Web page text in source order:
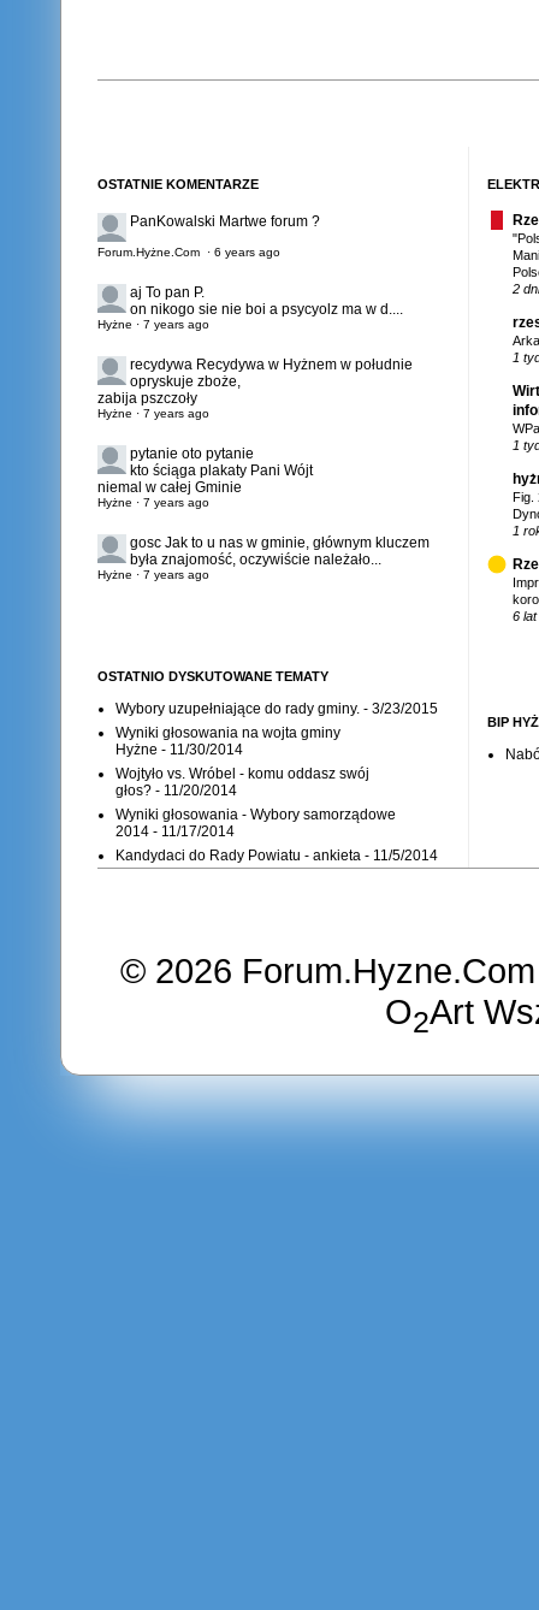
OSTATNIE KOMENTARZE
PanKowalski Martwe forum ?
Forum.Hyżne.Com · 6 years ago
aj To pan P.
on nikogo sie nie boi a psycyolz ma w d....
Hyżne · 7 years ago
recydywa Recydywa w Hyżnem w południe
opryskuje zboże,
zabija pszczoły
Hyżne · 7 years ago
pytanie oto pytanie
kto ściąga plakaty Pani Wójt
niemal w całej Gminie
Hyżne · 7 years ago
gosc Jak to u nas w gminie, głównym kluczem
była znajomość, oczywiście należało...
Hyżne · 7 years ago
OSTATNIO DYSKUTOWANE TEMATY
Wybory uzupełniające do rady gminy. - 3/23/2015
Wyniki głosowania na wojta gminy
Hyżne - 11/30/2014
Wojtyło vs. Wróbel - komu oddasz swój
głos? - 11/20/2014
Wyniki głosowania - Wybory samorządowe
2014 - 11/17/2014
Kandydaci do Rady Powiatu - ankieta - 11/5/2014
2
1
1
Fig.
1
6
BIP
© 2026 Forum.Hyzne.Com
O2Art